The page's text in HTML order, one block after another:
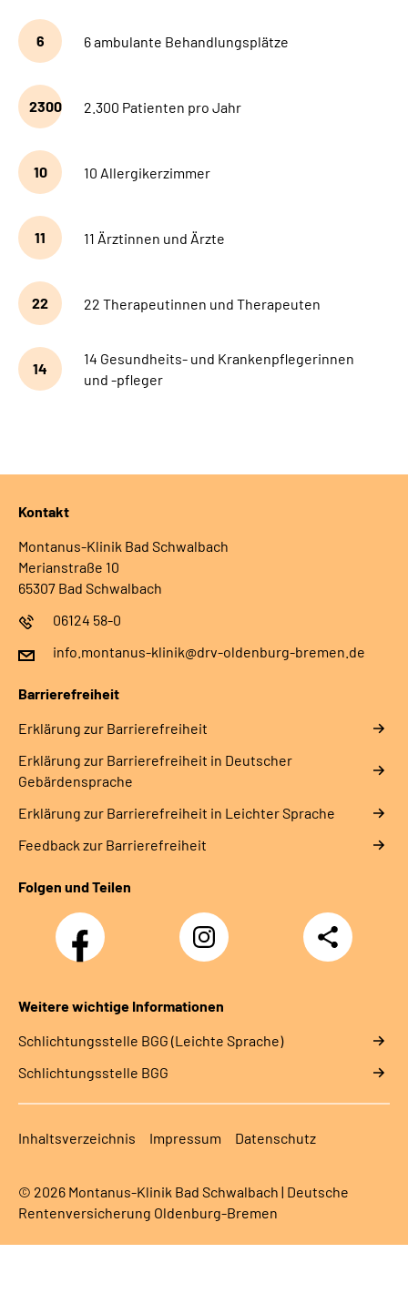
6 6 ambulante Behandlungsplätze
2300 2.300 Patienten pro Jahr
10 10 Allergikerzimmer
11 11 Ärztinnen und Ärzte
22 22 Therapeutinnen und Therapeuten
14
14 Gesundheits- und Krankenpflegerinnen
und -pfleger
Kontakt
Montanus-Klinik Bad Schwalbach
Merianstraße 10
65307 Bad Schwalbach
06124 58-0
info.montanus-klinik@drv-oldenburg-bremen.de
Barrierefreiheit
Erklärung zur Barrierefreiheit
Erklärung zur Barrierefreiheit in Deutscher
Gebärdensprache
Erklärung zur Barrierefreiheit in Leichter Sprache
Feedback zur Barrierefreiheit
Folgen und Teilen
Facebook Instagram
Teilen
Weitere wichtige Informationen
Schlich­tungs­stel­le BGG (Leichte Sprache)
Schlich­tungs­stel­le BGG
Inhaltsverzeichnis Impressum Datenschutz
© 2026 Montanus-Klinik Bad Schwalbach | Deutsche
Rentenversicherung Oldenburg-Bremen